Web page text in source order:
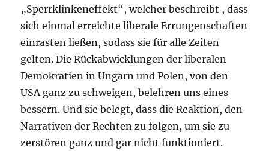
„Sperrklinkeneffekt“, welcher beschreibt , dass
sich einmal erreichte liberale Errungenschaften
einrasten ließen, sodass sie für alle Zeiten
gelten. Die Rückabwicklungen der liberalen
Demokratien in Ungarn und Polen, von den
USA ganz zu schweigen, belehren uns eines
bessern. Und sie belegt, dass die Reaktion, den
Narrativen der Rechten zu folgen, um sie zu
zerstören ganz und gar nicht funktioniert.